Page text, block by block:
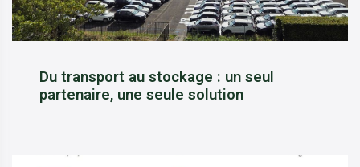
Du transport au stockage : un seul
partenaire, une seule solution